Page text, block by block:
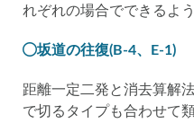
れぞれの場合でできるよ
坂道の往復(B-4、E-1)
距離一定二発と消去算解
で切るタイプも合わせて